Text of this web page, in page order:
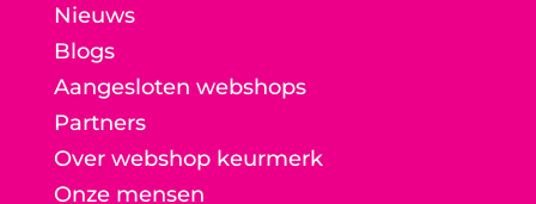
Nieuws
Blogs
Aangesloten webshops
Partners
Over webshop keurmerk
Onze mensen